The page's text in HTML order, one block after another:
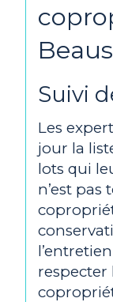
Suivi
Les
jour la
lots qui
n’est pas